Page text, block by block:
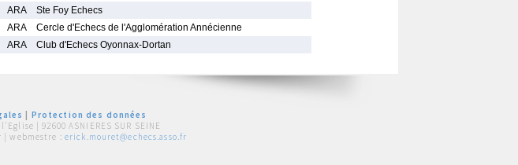
ARA
Ste Foy Echecs
ARA
Cercle d'Echecs de l'Agglomération Annécienne
ARA Club d'Echecs Oyonnax-Dortan
Protection des données
| 92600 ASNIERES SUR SEINE
| webmestre : erick.mouret@echecs.asso.fr